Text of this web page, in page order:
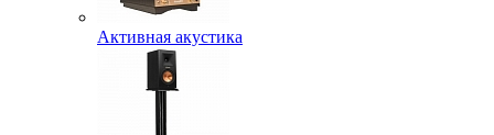
Активная акустика